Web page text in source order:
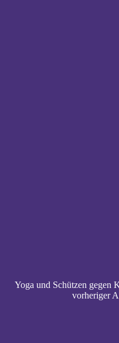
Yoga und Schützen gegen
vorheriger